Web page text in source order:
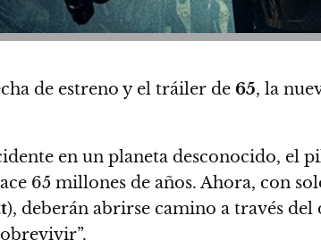
de estreno y el tráiler de 65, la
en un planeta desconocido, el
65 millones de años. Ahora, con
), deberán abrirse camino a través